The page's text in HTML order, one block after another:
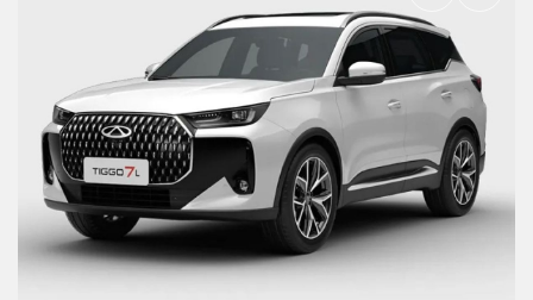
избранное